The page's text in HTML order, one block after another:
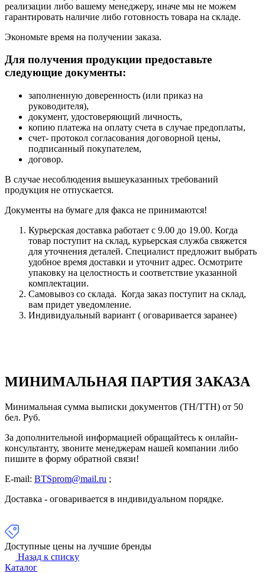
реализации либо вашему менеджеру, иначе мы не можем
гарантировать наличие либо готовность товара на складе.
Экономьте время на получении заказа.
Для получения продукции предоставьте
следующие документы:
заполненную доверенность (или приказ на
руководителя),
документ, удостоверяющий личность,
копию платежа на оплату счета в случае предоплаты,
счет- протокол согласования договорной цены,
подписанный покупателем,
договор.
В случае несоблюдения вышеуказанных требований
продукция не отпускается.
Документы на бумаге для факса не принимаются!
Курьерская доставка работает с 9.00 до 19.00. Когда
товар поступит на склад, курьерская служба свяжется
для уточнения деталей. Специалист предложит выбрать
удобное время доставки и уточнит адрес. Осмотрите
упаковку на целостность и соответствие указанной
комплектации.
Самовывоз со склада. Когда заказ поступит на склад,
вам придет уведомление.
Индивидуальный вариант ( оговаривается заранее)
МИНИМАЛЬНАЯ ПАРТИЯ ЗАКАЗА
Минимальная сумма выписки документов (ТН/ТТН) от 50
бел. Руб.
За дополнительной информацией обращайтесь к онлайн-
консультанту, звоните менеджерам нашей компании либо
пишите в форму обратной связи!
E-mail: BTSprom@mail.ru ;
Доставка - оговаривается в индивидуальном порядке.
Доступные цены на лучшие бренды
Назад к списку
Каталог